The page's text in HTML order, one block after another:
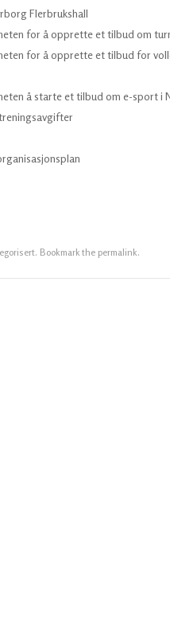
Flerbrukshall
for å opprette et tilbud om
for å opprette et tilbud for
å starte et tilbud om e-sport i
. Bookmark the permalink.